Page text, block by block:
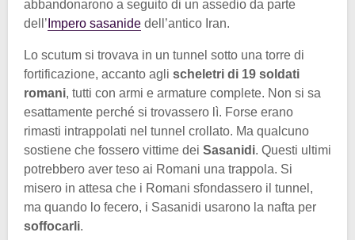
abbandonarono a seguito di un assedio da parte
dell’ Impero sasanide dell’antico Iran.
Lo scutum si trovava in un tunnel sotto una torre di
fortificazione, accanto agli scheletri di 19 soldati
romani, tutti con armi e armature complete. Non si sa
esattamente perché si trovassero lì. Forse erano
rimasti intrappolati nel tunnel crollato. Ma qualcuno
sostiene che fossero vittime dei Sasanidi. Questi ultimi
potrebbero aver teso ai Romani una trappola. Si
misero in attesa che i Romani sfondassero il tunnel,
ma quando lo fecero, i Sasanidi usarono la nafta per
soffocarli.